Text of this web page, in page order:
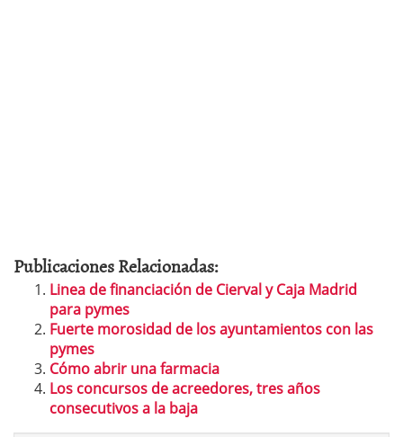
Publicaciones Relacionadas:
Linea de financiación de Cierval y Caja Madrid
para pymes
Fuerte morosidad de los ayuntamientos con las
pymes
Cómo abrir una farmacia
Los concursos de acreedores, tres años
consecutivos a la baja